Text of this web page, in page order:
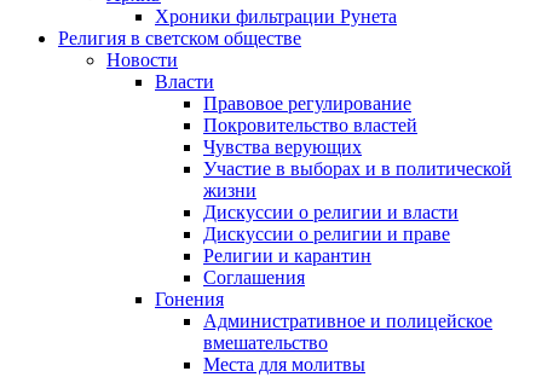
Хроники фильтрации Рунета
Религия в светском обществе
Новости
Власти
Правовое регулирование
Покровительство властей
Чувства верующих
Участие в выборах и в политической
жизни
Дискуссии о религии и власти
Дискуссии о религии и праве
Религии и карантин
Соглашения
Гонения
Административное и полицейское
вмешательство
Места для молитвы